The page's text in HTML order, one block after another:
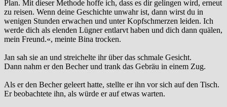
Plan. Mit dieser Methode hoffe ich, dass es dir gelingen wird, erneut
zu reisen. Wenn deine Geschichte unwahr ist, dann wirst du in
wenigen Stunden erwachen und unter Kopfschmerzen leiden. Ich
werde dich als elenden Lügner entlarvt haben und dich dann quälen,
mein Freund.«, meinte Bina trocken.
Jan sah sie an und streichelte ihr über das schmale Gesicht.
Dann nahm er den Becher und trank das Gebräu in einem Zug.
Als er den Becher geleert hatte, stellte er ihn vor sich auf den Tisch.
Er beobachtete ihn, als würde er auf etwas warten.